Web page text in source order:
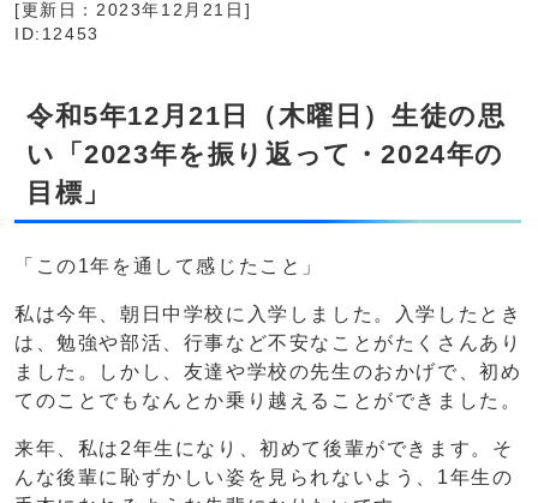
[更新日：2023年12月21日]
ID:12453
令和5年12月21日（木曜日）生徒の思
い「2023年を振り返って・2024年の
目標」
「この1年を通して感じたこと」
私は今年、朝日中学校に入学しました。入学したとき
は、勉強や部活、行事など不安なことがたくさんあり
ました。しかし、友達や学校の先生のおかげで、初め
てのことでもなんとか乗り越えることができました。
来年、私は2年生になり、初めて後輩ができます。そ
んな後輩に恥ずかしい姿を見られないよう、1年生の